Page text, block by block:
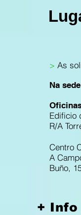
> As
Na
Edificio
R/A
Centro
A
Buño,
+ Info